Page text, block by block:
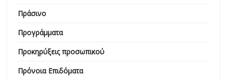
Πράσινο
Προγράμματα
Προκηρύξεις προσωπικού
Πρόνοια Επιδόματα